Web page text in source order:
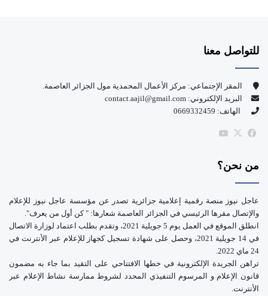
و
ك
للتواصل معنا
المقر الإجتماعي: مركز الأعمال المحمدية مول الجزائر العاصمة.
البريد الإلكتروني: contact.aajil@gmail.com
الهاتف: 0669332459
فيسبوك
‫X
من نحن؟
عاجل نيوز منصة رقمية إعلامية جزائرية تصدر عن مؤسسة عاجل نيوز للإعلام
والإتصال مقرها الرئيسي في الجزائر العاصمة شعارها: " كن أول من يعرف".
انطلق الموقع في العمل يوم 5 جويلية 2021، وتقدم بطلب اعتماد لوزارة الاتصال
في 14 جويلية 2021، وحصل على شهادة تسجيل كجهاز للإعلام عبر الأنترنت في
24 ماي 2022.
تراهن الجريدة الإلكترونية في خطها الافتتاحي على التقيد بما جاء به مضمون
قانون الإعلام و المرسوم التنفيذي المحدد لشروط ممارسة نشاط الإعلام عبر
الأنترنت.